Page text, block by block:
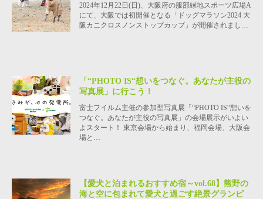
2024年12月22日(日)、大阪府の服部緑地スポーツ広場A
にて、大阪では初開催となる「ドッグマラソン2024 大
阪カニクロスノンストップカップ」が開催されまし…
「“PHOTO IS“想いをつなぐ。あなたが主役の
写真展」に行こう！
富士フイルム主催の参加型写真展「“PHOTO IS“想いを
つなぐ。あなたが主役の写真展」の会場展示がいよい
よスタート！ 東京会場から始まり、福岡会場、大阪会
場と…
【愛犬と泊まれるおすすめ宿～vol.68】熊野の
海と空に包まれて愛犬と過ごす絶景グランピ